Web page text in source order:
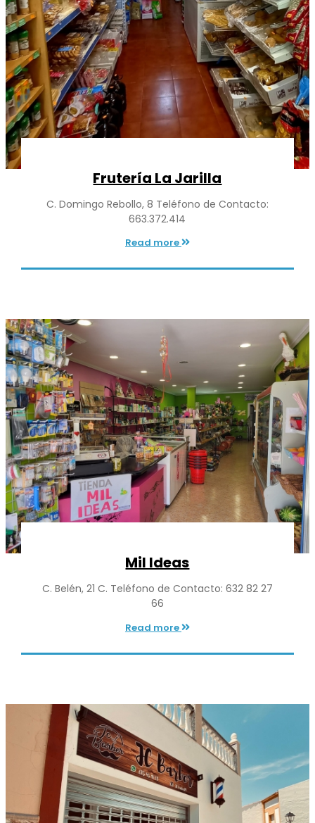
Frutería La Jarilla
C. Domingo Rebollo, 8 Teléfono de Contacto:
663.372.414
Read more
Mil Ideas
C. Belén, 21 C. Teléfono de Contacto: 632 82 27
66
Read more